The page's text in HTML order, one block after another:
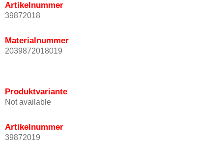
Artikelnummer
39872018
Materialnummer
2039872018019
Produktvariante
Not available
Artikelnummer
39872019